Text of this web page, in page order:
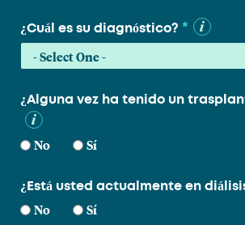
¿Cuál es su diagnóstico? *
¿Alguna vez ha tenido un
No Sí
¿Está usted actualmente en
No Sí